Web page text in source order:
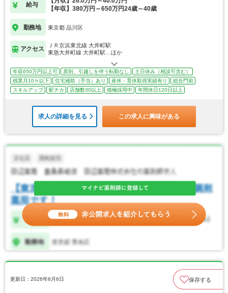
給与
【年収】380万円～650万円24歳～40歳
勤務地 東京都 品川区
アクセス
ＪＲ京浜東北線 大井町駅
東急大井町線 大井町駅…ほか
年収650万円以上可 原則、引越しを伴う転勤なし
土日休み（相談可含む）
残業月10ｈ以下
住宅補助（手当）あり 産休・育休取得実績有り
総合門前
スキルアップ
駅チカ 店舗数30以上 積極採用中 年間休日120日以上
求人の詳細を見る この求人に興味がある
更新日：2026年8月6日 保存する